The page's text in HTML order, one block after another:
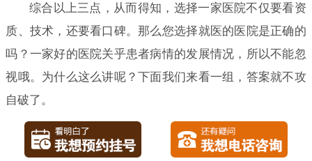
综合以上三点，从而得知，选择一家医院不仅要看资
质、技术，还要看口碑。那么您选择就医的医院是正确的
吗？一家好的医院关乎患者病情的发展情况，所以不能忽
视哦。为什么这么讲呢？下面我们来看一组，答案就不攻
自破了。